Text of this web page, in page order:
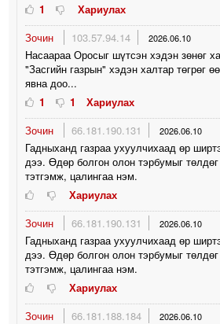
1
Хариулах
Зочин
103.57.94.14 2026.06.10
Насаараа Оросыг шүтсэн хэдэн зөнөг
"Засгийн газрын" хэдэн халтар төгрөг
явна доо...
1
1
Хариулах
Зочин
66.181.190.131 2026.06.10
Гадныханд газраа ухуулчихаад өр
дээ. Өдөр болгон олон тэрбумыг төлдөг
тэтгэмж, цалингаа нэм.
Хариулах
Зочин
66.181.190.131 2026.06.10
Гадныханд газраа ухуулчихаад өр
дээ. Өдөр болгон олон тэрбумыг төлдөг
тэтгэмж, цалингаа нэм.
Хариулах
Зочин
66.181.188.184 2026.06.10